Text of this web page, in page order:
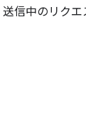
信中のリク